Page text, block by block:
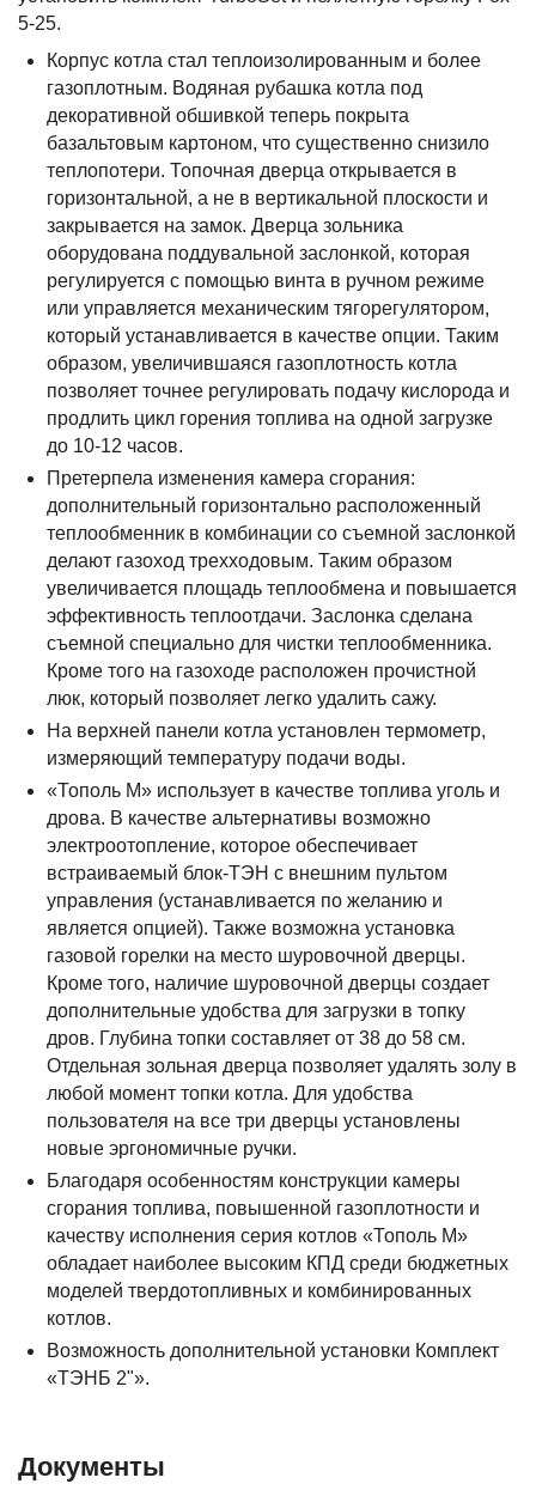
5-25.
Корпус котла стал теплоизолированным и более
газоплотным. Водяная рубашка котла под
декоративной обшивкой теперь покрыта
базальтовым картоном, что существенно снизило
теплопотери. Топочная дверца открывается в
горизонтальной, а не в вертикальной плоскости и
закрывается на замок. Дверца зольника
оборудована поддувальной заслонкой, которая
регулируется с помощью винта в ручном режиме
или управляется механическим тягорегулятором,
который устанавливается в качестве опции. Таким
образом, увеличившаяся газоплотность котла
позволяет точнее регулировать подачу кислорода и
продлить цикл горения топлива на одной загрузке
до 10-12 часов.
Претерпела изменения камера сгорания:
дополнительный горизонтально расположенный
теплообменник в комбинации со съемной заслонкой
делают газоход трехходовым. Таким образом
увеличивается площадь теплообмена и повышается
эффективность теплоотдачи. Заслонка сделана
съемной специально для чистки теплообменника.
Кроме того на газоходе расположен прочистной
люк, который позволяет легко удалить сажу.
На верхней панели котла установлен термометр,
измеряющий температуру подачи воды.
«Тополь М» использует в качестве топлива уголь и
дрова. В качестве альтернативы возможно
электроотопление, которое обеспечивает
встраиваемый блок-ТЭН с внешним пультом
управления (устанавливается по желанию и
является опцией). Также возможна установка
газовой горелки на место шуровочной дверцы.
Кроме того, наличие шуровочной дверцы создает
дополнительные удобства для загрузки в топку
дров. Глубина топки составляет от 38 до 58 см.
Отдельная зольная дверца позволяет удалять золу в
любой момент топки котла. Для удобства
пользователя на все три дверцы установлены
новые эргономичные ручки.
Благодаря особенностям конструкции камеры
сгорания топлива, повышенной газоплотности и
качеству исполнения серия котлов «Тополь М»
обладает наиболее высоким КПД среди бюджетных
моделей твердотопливных и комбинированных
котлов.
Возможность дополнительной установки Комплект
«ТЭНБ 2"».
Документы